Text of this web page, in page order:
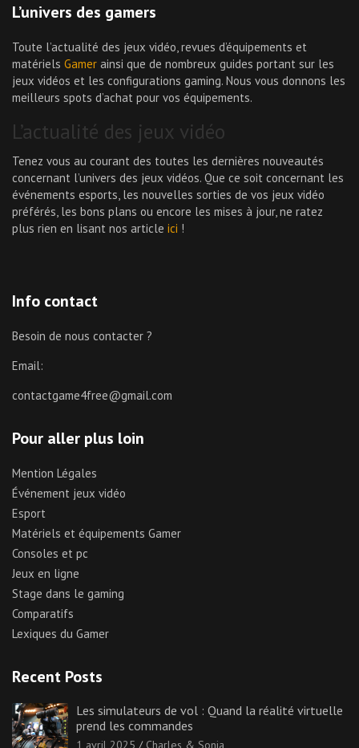
L’univers des gamers
Toute l’actualité des jeux vidéo, revues d’équipements et
matériels Gamer ainsi que de nombreux guides portant sur les
jeux vidéos et les configurations gaming. Nous vous donnons les
meilleurs spots d’achat pour vos équipements.
L’actualité des jeux vidéo
Tenez vous au courant des toutes les dernières nouveautés
concernant l’univers des jeux vidéos. Que ce soit concernant les
événements esports, les nouvelles sorties de vos jeux vidéo
préférés, les bons plans ou encore les mises à jour, ne ratez
plus rien en lisant nos article ici !
Info contact
Besoin de nous contacter ?
Email:
contactgame4free@gmail.com
Pour aller plus loin
Mention Légales
Événement jeux vidéo
Esport
Matériels et équipements Gamer
Consoles et pc
Jeux en ligne
Stage dans le gaming
Comparatifs
Lexiques du Gamer
Recent Posts
Les simulateurs de vol : Quand la réalité virtuelle
prend les commandes
1 avril 2025 Charles & Sonia